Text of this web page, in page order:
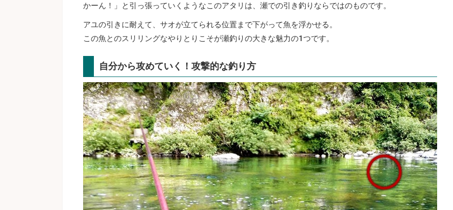
かーん！」と引っ張っていくようなこのアタリは、瀬での引き釣りならではのものです。
アユの引きに耐えて、サオが立てられる位置まで下がって魚を浮かせる。
この魚とのスリリングなやりとりこそが瀬釣りの大きな魅力の1つです。
自分から攻めていく！攻撃的な釣り方